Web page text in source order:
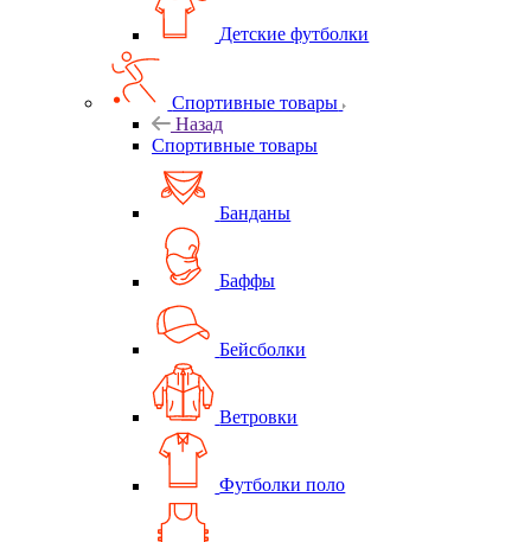
Детские футболки
Спортивные товары
Назад
Спортивные товары
Банданы
Баффы
Бейсболки
Ветровки
Футболки поло